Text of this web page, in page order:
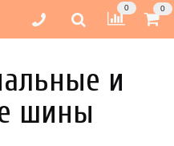
0 0
и
шины